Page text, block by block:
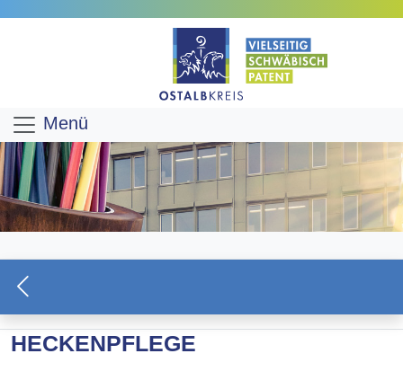
Menü
HECKENPFLEGE